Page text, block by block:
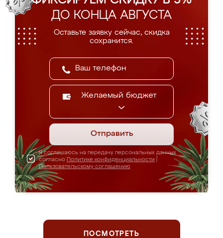
ДО КОНЦА АВГУСТА
Оставьте заявку сейчас, скидка
сохранится.
Желаемый бюджет
Отправить
Я соглашаюсь на передачу персональных данных
согласно Политике конфиденциальности
Пользовательскому соглашению
ПОСМОТРЕТЬ